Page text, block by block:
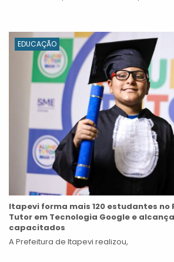
EDUCAÇÃO
Itapevi forma mais 120 estudantes no
Tutor em Tecnologia Google e
capacitados
A Prefeitura de Itapevi realizou,